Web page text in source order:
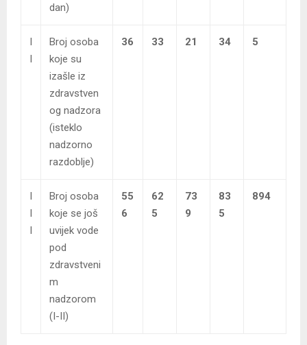
dan)
I
I
Broj osoba
koje su
izašle iz
zdravstven
og nadzora
(isteklo
nadzorno
razdoblje)
36 33 21 34 5
I
I
I
Broj osoba
koje se još
uvijek vode
pod
zdravstveni
m
nadzorom
(I-II)
55
6
62
5
73
9
83
5
894